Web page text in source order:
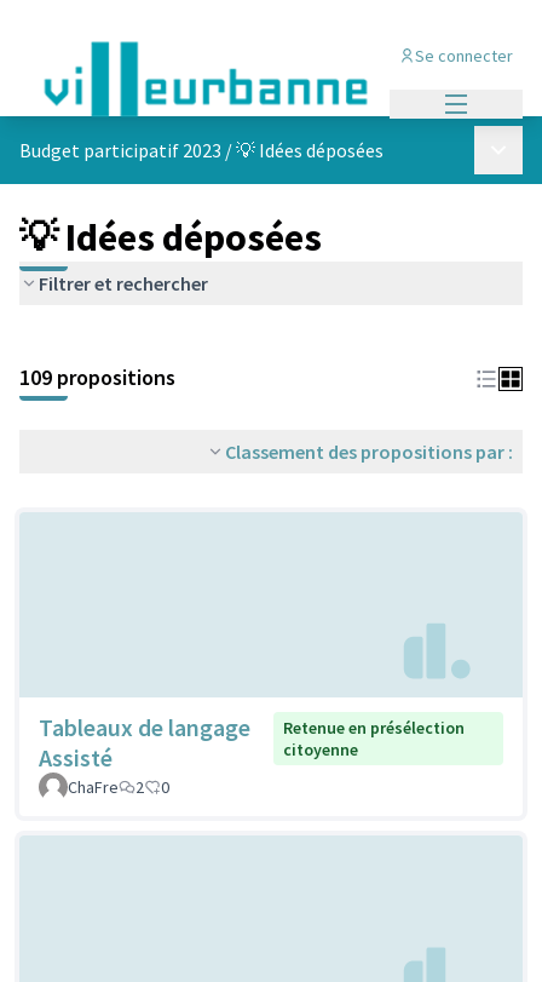
Se connecter
Budget participatif 2023 /💡 Idées déposées
💡 Idées déposées
Filtrer et rechercher
+
−
109 propositions
Classement des propositions par :
Tableaux de langage
Assisté
Retenue en présélection
citoyenne
ChaFre
2 0